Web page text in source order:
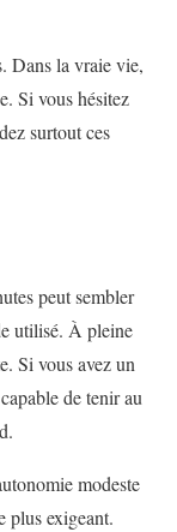
Dans la vraie vie,
Si vous hésitez
surtout ces
peut sembler
utilisé. À pleine
Si vous avez un
de tenir au
modeste
plus exigeant.